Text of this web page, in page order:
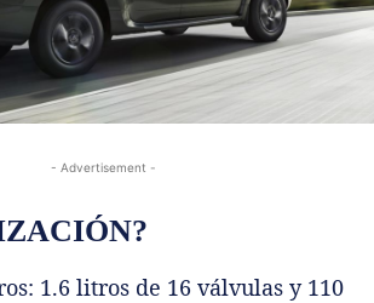
- Advertisement -
1.6 litros de 16 válvulas y 110